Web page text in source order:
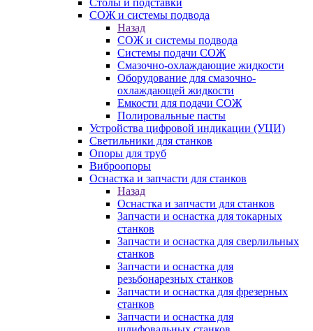
Столы и подставки
СОЖ и системы подвода
Назад
СОЖ и системы подвода
Системы подачи СОЖ
Смазочно-охлаждающие жидкости
Оборудование для смазочно-
охлаждающей жидкости
Емкости для подачи СОЖ
Полировальные пасты
Устройства цифровой индикации (УЦИ)
Светильники для станков
Опоры для труб
Виброопоры
Оснастка и запчасти для станков
Назад
Оснастка и запчасти для станков
Запчасти и оснастка для токарных
станков
Запчасти и оснастка для сверлильных
станков
Запчасти и оснастка для
резьбонарезных станков
Запчасти и оснастка для фрезерных
станков
Запчасти и оснастка для